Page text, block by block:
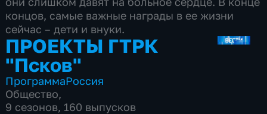
концов, самые важные награды в ее жизни
сейчас – дети и внуки.
ПРОЕКТЫ ГТРК
"Псков"
ПрограммаРоссия
Общество,
9 сезонов, 160 выпусков